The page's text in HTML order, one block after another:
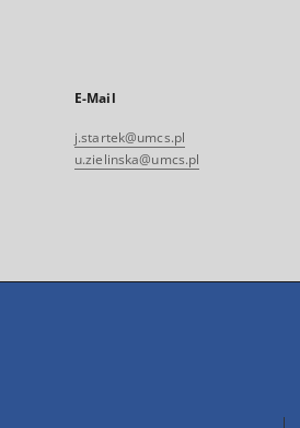
E-Mail
j.startek@umcs.pl
u.zielinska@umcs.pl